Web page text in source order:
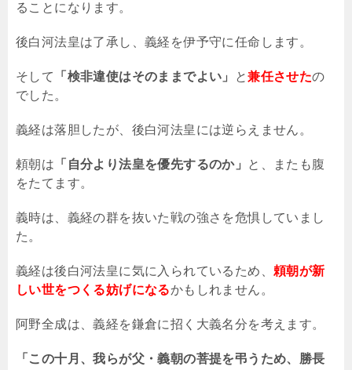
ることになります。
後白河法皇は了承し、義経を伊予守に任命します。
そして 「検非違使はそのままでよい」 と兼任させたの
でした。
義経は落胆したが、後白河法皇には逆らえません。
頼朝は 「自分より法皇を優先するのか」
と、またも腹
をたてます。
義時は、義経の群を抜いた戦の強さを危惧していまし
た。
義経は後白河法皇に気に入られているため、 頼朝が新
しい世をつくる妨げになるかもしれません。
阿野全成は、義経を鎌倉に招く大義名分を考えます。
「この十月、我らが父・義朝の菩提を弔うため、勝長